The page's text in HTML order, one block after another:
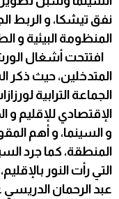
نفق تيشكا، و الربط
المنظومة البيئية و
افتتحت أشغال
المتدخلين، حيث ذكر
الجماعة الترابية
الإقتصادي للإقليم و
و السينما، و أهم
المنطقة، كما جرد
التي رأت النور
عبد الرحمان